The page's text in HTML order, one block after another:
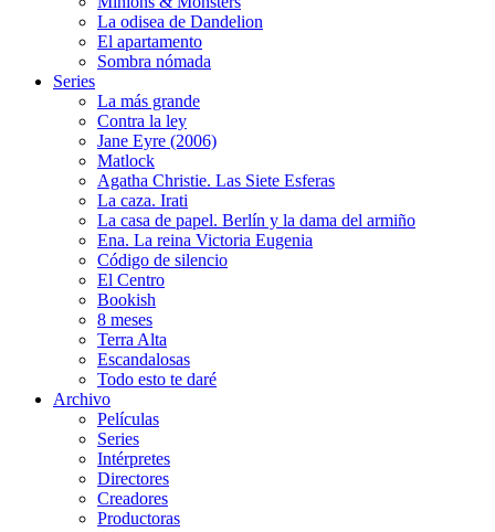
La odisea de Dandelion
El apartamento
Sombra nómada
Series
La más grande
Contra la ley
Jane Eyre (2006)
Matlock
Agatha Christie. Las Siete Esferas
La caza. Irati
La casa de papel. Berlín y la dama del armiño
Ena. La reina Victoria Eugenia
Código de silencio
El Centro
Bookish
8 meses
Terra Alta
Escandalosas
Todo esto te daré
Archivo
Películas
Series
Intérpretes
Directores
Creadores
Productoras